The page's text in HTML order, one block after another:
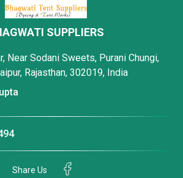
SUPPLIERS
Near Sodani Sweets, Purani Chungi,
Rajasthan, 302019, India
Share Us